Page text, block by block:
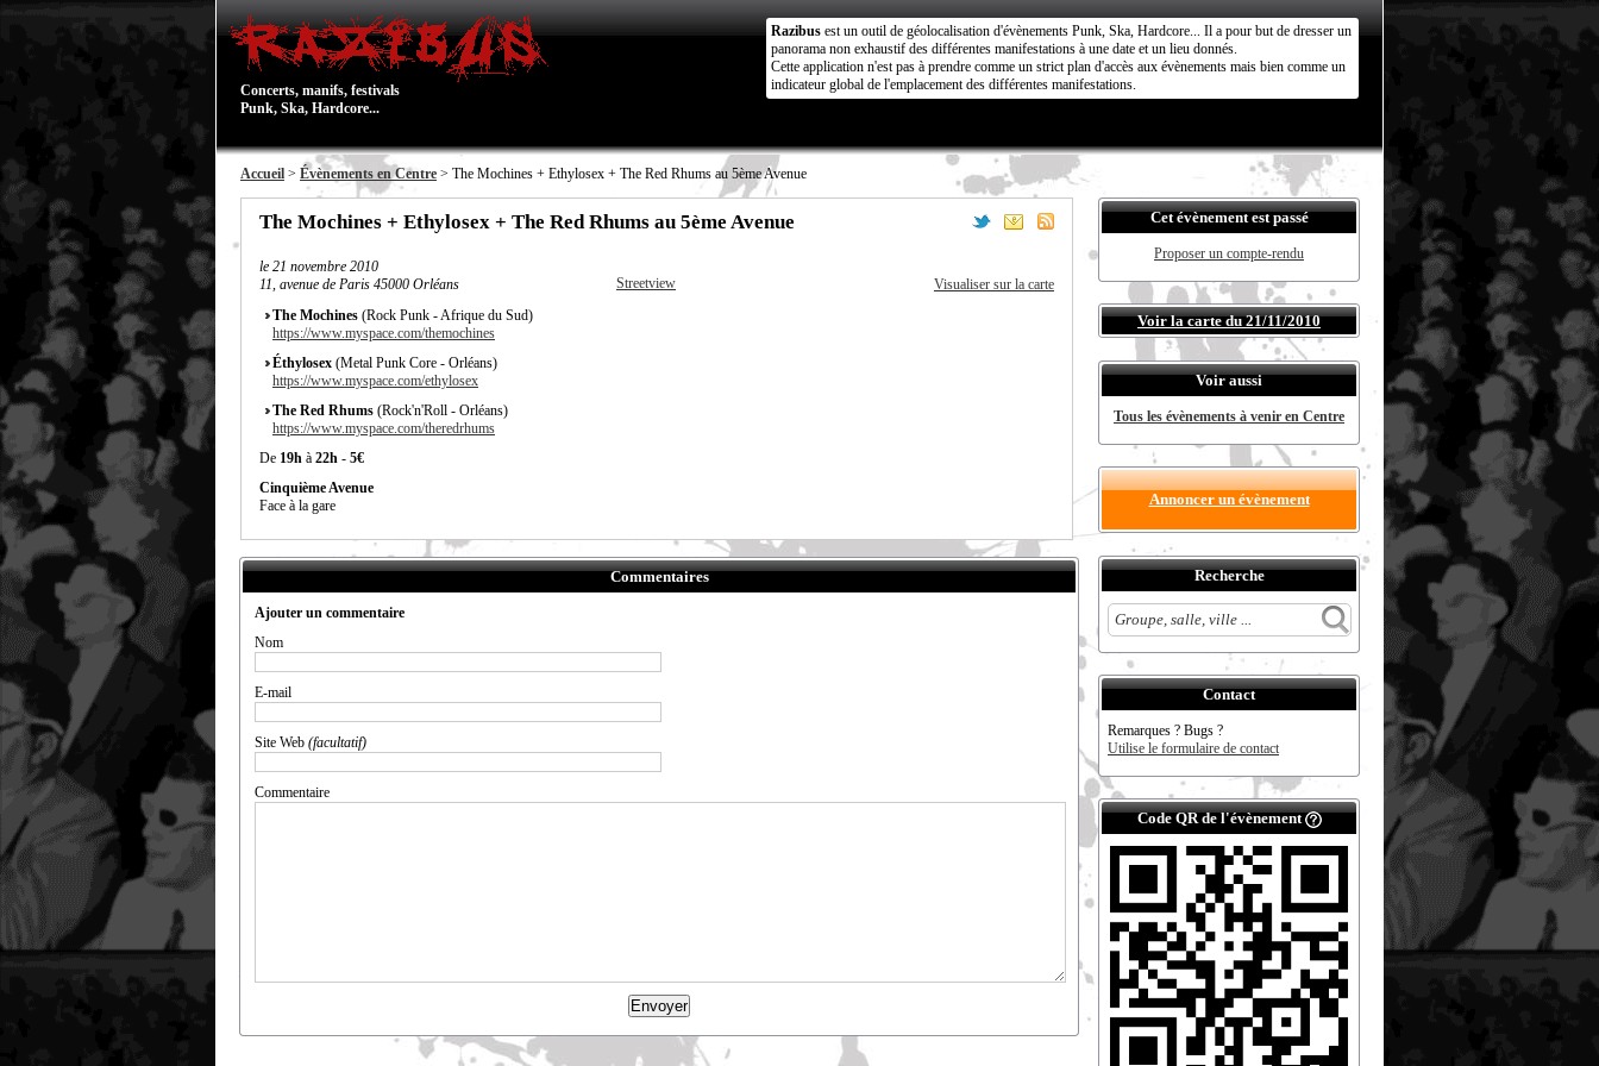
Concerts, manifs, festivals
Punk, Ska, Hardcore...
Razibus est un outil de géolocalisation d'évènements Punk, Ska, Hardcore... Il a pour but de dresser un
panorama non exhaustif des différentes manifestations à une date et un lieu donnés.
Cette application n'est pas à prendre comme un strict plan d'accès aux évènements mais bien comme un
indicateur global de l'emplacement des différentes manifestations.
Accueil > Évènements en Centre > The Mochines + Ethylosex + The Red Rhums au 5ème Avenue
The Mochines + Ethylosex + The Red Rhums au 5ème Avenue
le 21 novembre 2010
11, avenue de Paris 45000 Orléans
Streetview
Visualiser sur la carte
The Mochines (Rock Punk - Afrique du Sud)
https://www.myspace.com/themochines
Éthylosex (Metal Punk Core - Orléans)
https://www.myspace.com/ethylosex
The Red Rhums (Rock'n'Roll - Orléans)
https://www.myspace.com/theredrhums
De 19h à 22h - 5€
Cinquième Avenue
Face à la gare
Commentaires
Ajouter un commentaire
Nom
E-mail
Site Web (facultatif)
Commentaire
Cet évènement est passé
Proposer un compte-rendu
Voir la carte du 21/11/2010
Voir aussi
Tous les évènements à venir en Centre
Annoncer un évènement
Recherche
Contact
Remarques ? Bugs ?
Utilise le formulaire de contact
Code QR de l'évènement